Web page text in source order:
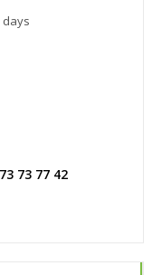
days
73 77 42